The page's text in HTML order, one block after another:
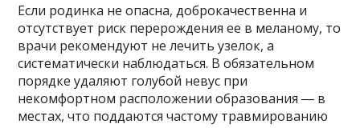
Если родинка не опасна, доброкачественна и
отсутствует риск перерождения ее в меланому, то
врачи рекомендуют не лечить узелок, а
систематически наблюдаться. В обязательном
порядке удаляют голубой невус при
некомфортном расположении образования ― в
местах, что поддаются частому травмированию